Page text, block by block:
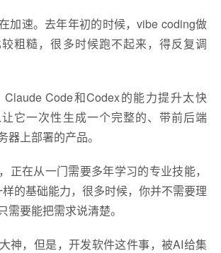
加速。去年年初的时候，vibe coding做
粗糙，很多时候跑不起来，得反复调
Code和Codex的能力提升太快
它一次性生成一个完整的、带前后端
器上部署的产品。
正在从一门需要多年学习的专业技能，
的基础能力，很多时候，你并不需要理
需要能把需求说清楚。
神，但是，开发软件这件事，被AI给集